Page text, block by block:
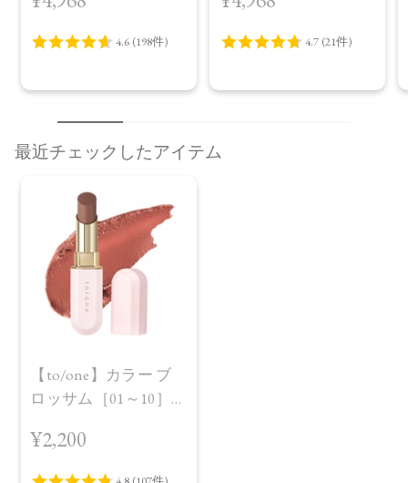
プラス＜限定品＞
最近チェックしたアイテム
【to/one】カラー ブ
ロッサム［01～10］
¥2,200